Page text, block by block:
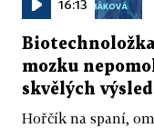
16:13
mozku
skvělých
Hořčík na spaní,